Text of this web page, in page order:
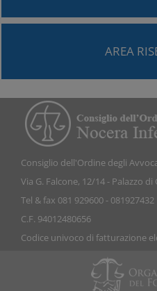
AREA
Consiglio dell'Ordine degli
Via G. Falcone, 12/14 - Palazzo di
Tel & fax 081 929600 - 081927432
C.F. 94012480656
Codice univoco di fatturazione